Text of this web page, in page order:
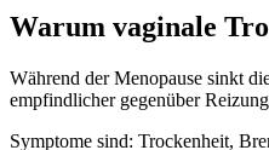
Warum vaginale
Während der Menopause sinkt
empfindlicher gegenüber
Symptome sind: Trockenheit,